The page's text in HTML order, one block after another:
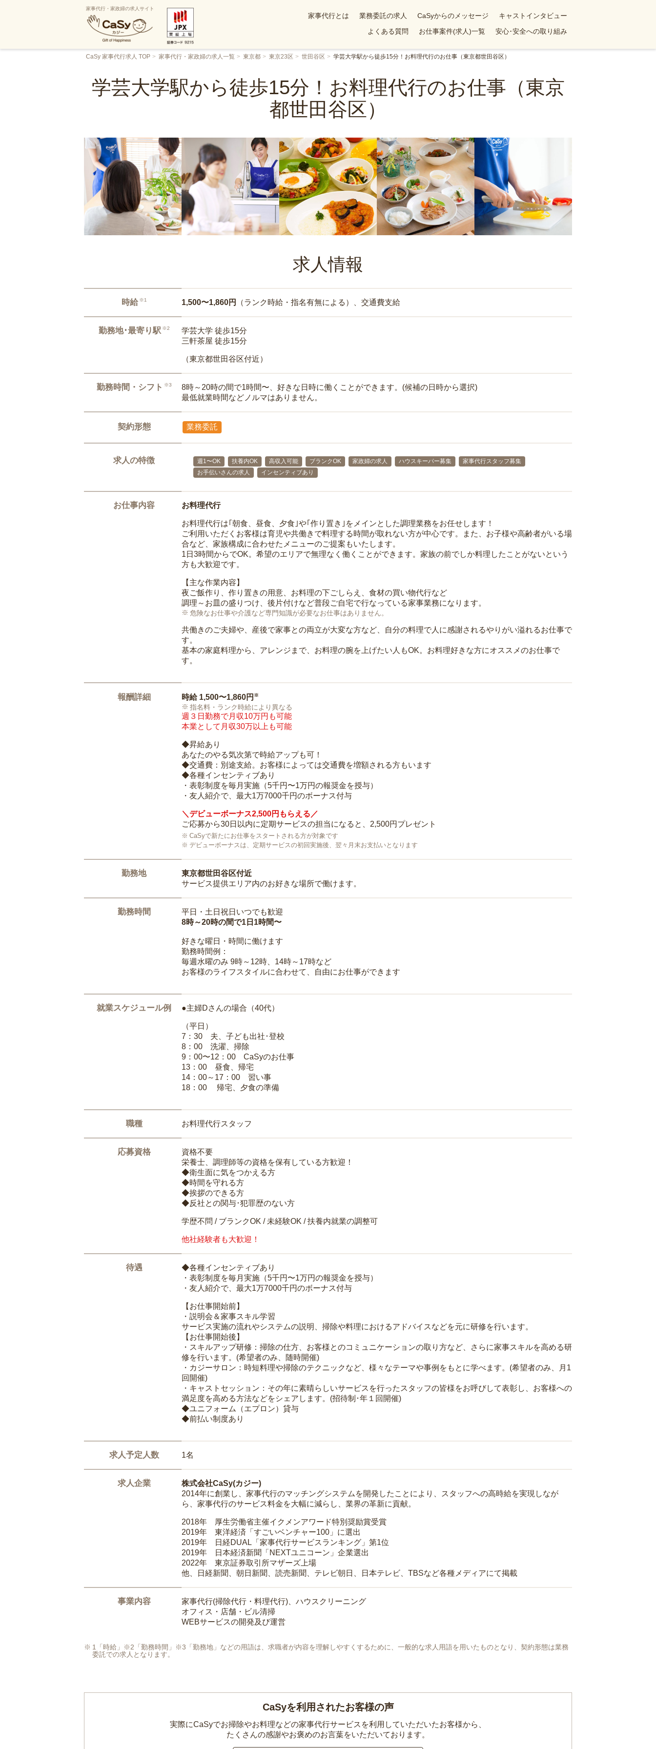
家事代行・家政婦の求人サイト
家事代行とは 業務委託の求人 CaSyからのメッセージ
キャストインタビュー
よくある質問
お仕事案件(求人)一覧 安心･安全への取り組み
CaSy 家事代行求人 TOP 家事代行・家政婦の求人一覧 東京都 東京23区 世田谷区 学芸大学駅から徒歩15分！お料理代行のお仕事（東京都世田谷区）
学芸大学駅から徒歩15分！お料理代行のお仕事（東京
都世田谷区）
求人情報
時給 ※1 1,500〜1,860円 （ランク時給・指名有無による）、交通費支給
勤務地･最寄り駅 ※2
学芸大学 徒歩15分
三軒茶屋 徒歩15分
（東京都世田谷区付近）
勤務時間・シフト ※3
8時～20時の間で1時間〜、好きな日時に働くことができます。(候補の日時から選択)
最低就業時間などノルマはありません。
契約形態 業務委託
求人の特徴 週1〜OK 扶養内OK 高収入可能 ブランクOK 家政婦の求人 ハウスキーパー募集
家事代行スタッフ募集
お手伝いさんの求人
インセンティブあり
お仕事内容 お料理代行
お料理代行は｢朝食、昼食、夕食｣や｢作り置き｣をメインとした調理業務をお任せします！
ご利用いただくお客様は育児や共働きで料理する時間が取れない方が中心です。また、お子様や高齢者がいる場
合など、家族構成に合わせたメニューのご提案もいたします。
1日3時間からでOK。希望のエリアで無理なく働くことができます。家族の前でしか料理したことがないという
方も大歓迎です。
【主な作業内容】
夜ご飯作り、作り置きの用意、お料理の下ごしらえ、食材の買い物代行など
調理～お皿の盛りつけ、後片付けなど普段ご自宅で行なっている家事業務になります。
危険なお仕事や介護など専門知識が必要なお仕事はありません。
共働きのご夫婦や、産後で家事との両立が大変な方など、自分の料理で人に感謝されるやりがい溢れるお仕事で
す。
基本の家庭料理から、アレンジまで、お料理の腕を上げたい人もOK。お料理好きな方にオススメのお仕事で
す。
報酬詳細 時給 1,500〜1,860円 ※
指名料・ランク時給により異なる
週３日勤務で月収10万円も可能
本業として月収30万以上も可能
◆昇給あり
あなたのやる気次第で時給アップも可！
◆交通費：別途支給。お客様によっては交通費を増額される方もいます
◆各種インセンティブあり
・表彰制度を毎月実施（5千円〜1万円の報奨金を授与）
・友人紹介で、最大1万7000千円のボーナス付与
＼デビューボーナス2,500円もらえる／
ご応募から30日以内に定期サービスの担当になると、2,500円プレゼント
CaSyで新たにお仕事をスタートされる方が対象です
デビューボーナスは、定期サービスの初回実施後、翌々月末お支払いとなります
勤務地
東京都世田谷区付近
サービス提供エリア内のお好きな場所で働けます。
勤務時間
平日・土日祝日いつでも歓迎
8時～20時の間で1日1時間〜
好きな曜日・時間に働けます
勤務時間例：
毎週水曜のみ 9時～12時、14時～17時など
お客様のライフスタイルに合わせて、自由にお仕事ができます
就業スケジュール例 ●主婦Dさんの場合（40代）
（平日）
7：30 夫、子ども出社･登校
8：00 洗濯、掃除
9：00〜12：00 CaSyのお仕事
13：00 昼食、帰宅
14：00～17：00 習い事
18：00 帰宅、夕食の準備
職種 お料理代行スタッフ
応募資格
資格不要
栄養士、調理師等の資格を保有している方歓迎！
◆衛生面に気をつかえる方
◆時間を守れる方
◆挨拶のできる方
◆反社との関与･犯罪歴のない方
学歴不問 / ブランクOK / 未経験OK / 扶養内就業の調整可
他社経験者も大歓迎！
待遇
◆各種インセンティブあり
・表彰制度を毎月実施（5千円〜1万円の報奨金を授与）
・友人紹介で、最大1万7000千円のボーナス付与
【お仕事開始前】
・説明会＆家事スキル学習
サービス実施の流れやシステムの説明、掃除や料理におけるアドバイスなどを元に研修を行います。
【お仕事開始後】
・スキルアップ研修：掃除の仕方、お客様とのコミュニケーションの取り方など、さらに家事スキルを高める研
修を行います。(希望者のみ、随時開催)
・カジーサロン：時短料理や掃除のテクニックなど、様々なテーマや事例をもとに学べます。(希望者のみ、月1
回開催)
・キャストセッション：その年に素晴らしいサービスを行ったスタッフの皆様をお呼びして表彰し、お客様への
満足度を高める方法などをシェアします。(招待制･年１回開催)
◆ユニフォーム（エプロン）貸与
◆前払い制度あり
求人予定人数 1名
求人企業
株式会社CaSy(カジー)
2014年に創業し、家事代行のマッチングシステムを開発したことにより、スタッフへの高時給を実現しなが
ら、家事代行のサービス料金を大幅に減らし、業界の革新に貢献。
2018年 厚生労働省主催イクメンアワード特別奨励賞受賞
2019年 東洋経済「すごいベンチャー100」に選出
2019年 日経DUAL「家事代行サービスランキング」第1位
2019年 日本経済新聞「NEXTユニコーン」企業選出
2022年 東京証券取引所マザーズ上場
他、日経新聞、朝日新聞、読売新聞、テレビ朝日、日本テレビ、TBSなど各種メディアにて掲載
事業内容
家事代行(掃除代行・料理代行)、ハウスクリーニング
オフィス・店舗・ビル清掃
WEBサービスの開発及び運営
1「時給」※2「勤務時間」※3「勤務地」などの用語は、求職者が内容を理解しやすくするために、一般的な求人用語を用いたものとなり、契約形態は業務
委託での求人となります。
CaSyを利用されたお客様の声
実際にCaSyでお掃除やお料理などの家事代行サービスを利用していただいたお客様から、
たくさんの感謝やお褒めのお言葉をいただいております。